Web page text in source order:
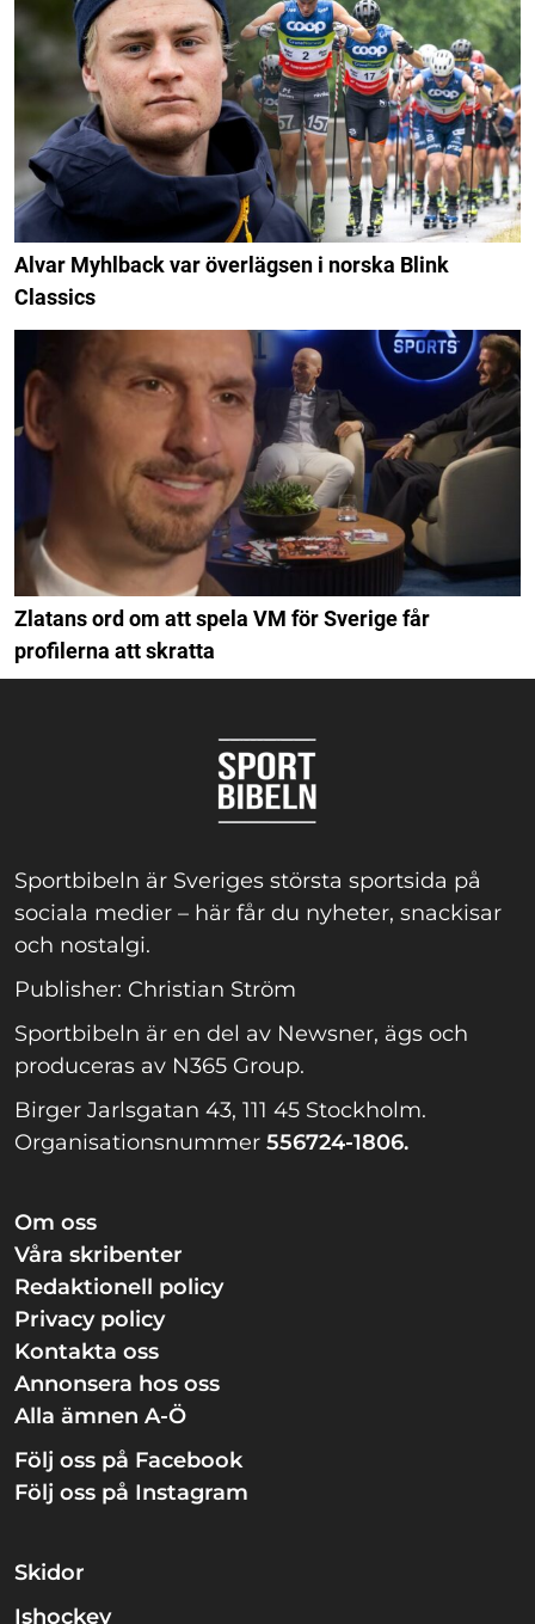
Alvar Myhlback var överlägsen i norska Blink
Classics
Zlatans ord om att spela VM för Sverige får
profilerna att skratta
Sportbibeln är Sveriges största sportsida på
sociala medier – här får du nyheter, snackisar
och nostalgi.
Publisher: Christian Ström
Sportbibeln är en del av Newsner, ägs och
produceras av N365 Group.
Birger Jarlsgatan 43, 111 45 Stockholm.
Organisationsnummer 556724-1806.
Om oss
Våra skribenter
Redaktionell policy
Privacy policy
Kontakta oss
Annonsera hos oss
Alla ämnen A-Ö
Följ oss på Facebook
Följ oss på Instagram
Skidor
Ishockey